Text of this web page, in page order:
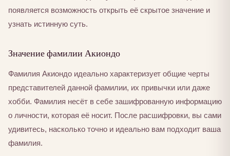
появляется возможность открыть её скрытое значение и
узнать истинную суть.
Значение фамилии Акиондо
Фамилия Акиондо идеально характеризует общие черты
представителей данной фамилии, их привычки или даже
хобби. Фамилия несёт в себе зашифрованную информацию
о личности, которая её носит. После расшифровки, вы сами
удивитесь, насколько точно и идеально вам подходит ваша
фамилия.